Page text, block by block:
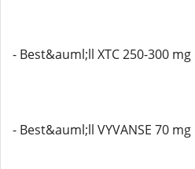
- Best&auml;ll XTC 250-300 mg
- Best&auml;ll VYVANSE 70 mg